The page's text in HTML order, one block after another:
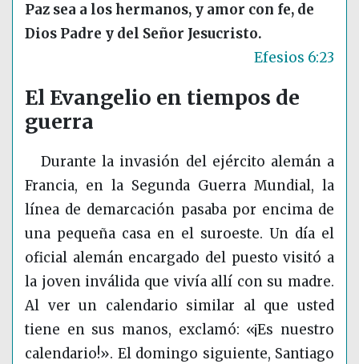
Paz sea a los hermanos, y amor con fe, de
Dios Padre y del Señor Jesucristo.
Efesios 6:23
El Evangelio en tiempos de
guerra
Durante la invasión del ejército alemán a
Francia, en la Segunda Guerra Mundial, la
línea de demarcación pasaba por encima de
una pequeña casa en el suroeste. Un día el
oficial alemán encargado del puesto visitó a
la joven inválida que vivía allí con su madre.
Al ver un calendario similar al que usted
tiene en sus manos, exclamó: «¡Es nuestro
calendario!». El domingo siguiente, Santiago